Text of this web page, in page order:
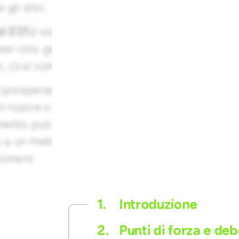
gli altri.
ESTJ
sono così concentrati sulla logica e
loro gestire le emozioni. Hanno difficoltà
così come a provare empatia per gli altri.
prosperano sulla struttura e la routine, e
nuove o insolite. Dannano grande valore
può renderli molto a disagio.
a un metodo collaudato piuttosto che a una
1.
Introduzione
2.
Punti di forza e